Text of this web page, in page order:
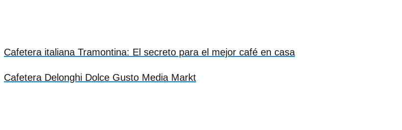
Cafetera italiana Tramontina: El secreto para el mejor café en casa
Cafetera Delonghi Dolce Gusto Media Markt